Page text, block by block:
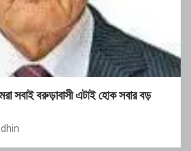
সবাই বরুড়াবাসী এটাই হোক সবার বড়